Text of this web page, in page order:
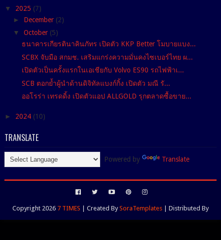
▼ 2025 (7)
► December (2)
▼ October (5)
ธนาคารเกียรตินาคินภัทร เปิดตัว KKP Better โมบายแบง...
SCBX จับมือ สกมช. เสริมแกร่งความมั่นคงไซเบอร์ไทย ผ...
เปิดตัวเป็นครั้งแรกในเอเชียกับ Volvo ES90 รถไฟฟ้าเ...
SCB ตอกย้ำผู้นำด้านดิจิทัลแบงก์กิ้ง เปิดตัว มณี รั...
ออโรร่า เทรดดิ้ง เปิดตัวแอป ALLGOLD รุกตลาดซื้อขาย...
► 2024 (10)
TRANSLATE
Powered by Translate
Copyright 2026 7 TIMES | Created BySoraTemplates| Distributed By